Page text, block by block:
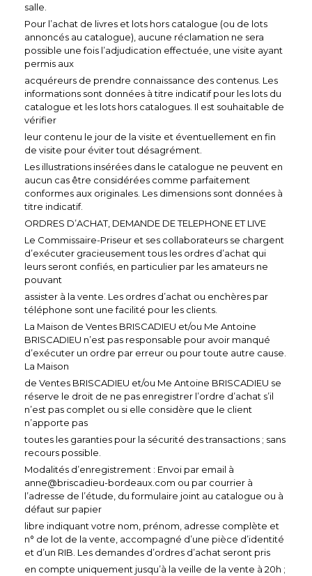
salle.
Pour l’achat de livres et lots hors catalogue (ou de lots
annoncés au catalogue), aucune réclamation ne sera
possible une fois l’adjudication effectuée, une visite ayant
permis aux
acquéreurs de prendre connaissance des contenus. Les
informations sont données à titre indicatif pour les lots du
catalogue et les lots hors catalogues. Il est souhaitable de
vérifier
leur contenu le jour de la visite et éventuellement en fin
de visite pour éviter tout désagrément.
Les illustrations insérées dans le catalogue ne peuvent en
aucun cas être considérées comme parfaitement
conformes aux originales. Les dimensions sont données à
titre indicatif.
ORDRES D’ACHAT, DEMANDE DE TELEPHONE ET LIVE
Le Commissaire-Priseur et ses collaborateurs se chargent
d’exécuter gracieusement tous les ordres d’achat qui
leurs seront confiés, en particulier par les amateurs ne
pouvant
assister à la vente. Les ordres d’achat ou enchères par
téléphone sont une facilité pour les clients.
La Maison de Ventes BRISCADIEU et/ou Me Antoine
BRISCADIEU n’est pas responsable pour avoir manqué
d’exécuter un ordre par erreur ou pour toute autre cause.
La Maison
de Ventes BRISCADIEU et/ou Me Antoine BRISCADIEU se
réserve le droit de ne pas enregistrer l’ordre d’achat s’il
n’est pas complet ou si elle considère que le client
n’apporte pas
toutes les garanties pour la sécurité des transactions ; sans
recours possible.
Modalités d’enregistrement : Envoi par email à
anne@briscadieu-bordeaux.com ou par courrier à
l’adresse de l’étude, du formulaire joint au catalogue ou à
défaut sur papier
libre indiquant votre nom, prénom, adresse complète et
n° de lot de la vente, accompagné d’une pièce d’identité
et d’un RIB. Les demandes d’ordres d’achat seront pris
en compte uniquement jusqu’à la veille de la vente à 20h ;